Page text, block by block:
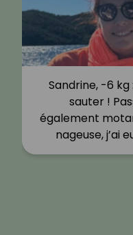
Sandrine, -6
sauter !
également
nageuse, j’ai